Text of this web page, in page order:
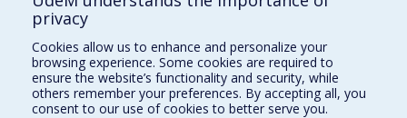
Who does what?
Find us
Site map
Accessibility
privacy
Cookies allow us to enhance and personalize your
browsing experience. Some cookies are required to
ensure the website’s functionality and security, while
others remember your preferences. By accepting all, you
consent to our use of cookies to better serve you.